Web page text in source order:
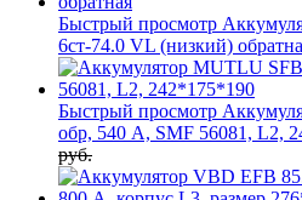
Быстрый просмотр
6ст-74.0 VL (низкий)
Быстрый просмотр
обр, 540 А, SMF 56081, L2,
руб.